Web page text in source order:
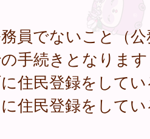
務員でないこと（
手続きとなりま
に住民登録をして
に住民登録をして